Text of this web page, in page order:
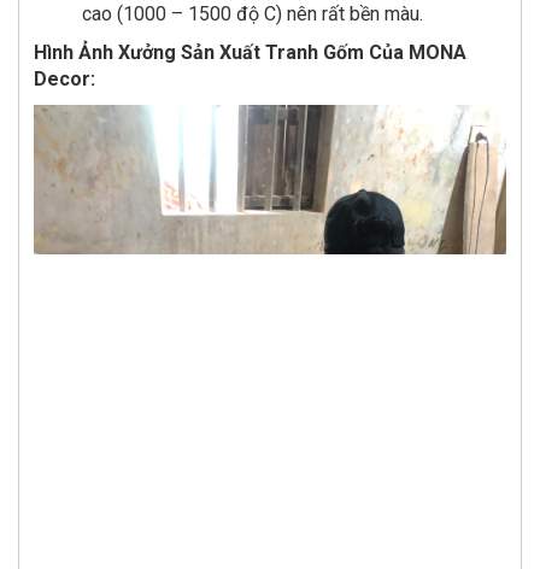
cao (1000 – 1500 độ C) nên rất bền màu.
Hình Ảnh Xưởng Sản Xuất Tranh Gốm Của MONA
Decor: